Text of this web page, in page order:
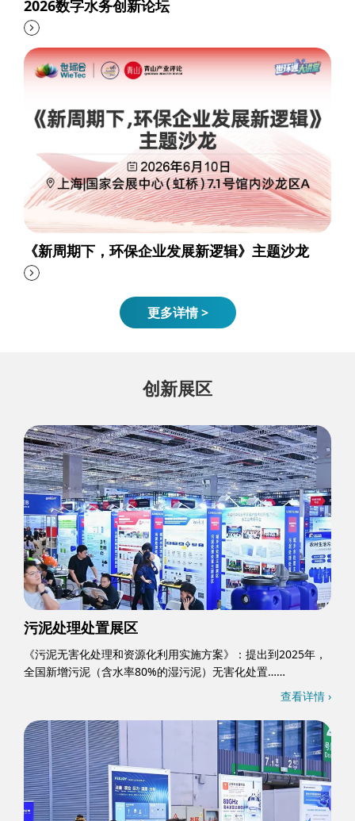
2026数字水务创新论坛
《新周期下，环保企业发展新逻辑》主题沙龙
更多详情 >
创新展区
污泥处理处置展区
《污泥无害化处理和资源化利用实施方案》：提出到2025年，
全国新增污泥（含水率80%的湿污泥）无害化处置……
查看详情 ›